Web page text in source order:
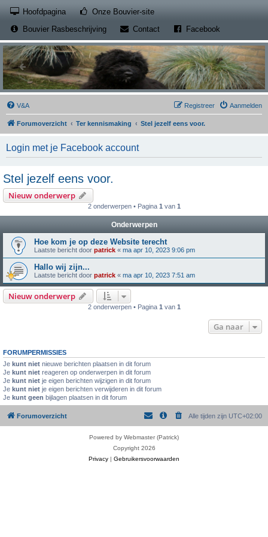
Hoofdpagina Onze Bouvier-site(Opens a new tab)
Bouvier Rasbeschrijving
Contact(Opens a new tab)
Facebook
V&A Aanmelden
Registreer
Forumoverzicht Ter kennismaking Stel jezelf eens voor.
Login met je Facebook account
Stel jezelf eens voor.
Nieuw onderwerp
2 onderwerpen • Pagina 1 van 1
Onderwerpen
Hoe kom je op deze Website terecht
Laatste bericht door patrick « ma apr 10, 2023 9:06 pm
Hallo wij zijn...
Laatste bericht door patrick « ma apr 10, 2023 7:51 am
Nieuw onderwerp
2 onderwerpen • Pagina 1 van 1
Ga naar
FORUMPERMISSIES
Je kunt niet nieuwe berichten plaatsen in dit forum
Je kunt niet reageren op onderwerpen in dit forum
Je kunt niet je eigen berichten wijzigen in dit forum
Je kunt niet je eigen berichten verwijderen in dit forum
Je kunt geen bijlagen plaatsen in dit forum
Forumoverzicht Alle tijden zijn UTC+02:00
Powered by Webmaster (Patrick)
Copyright 2026
Privacy | Gebruikersvoorwaarden